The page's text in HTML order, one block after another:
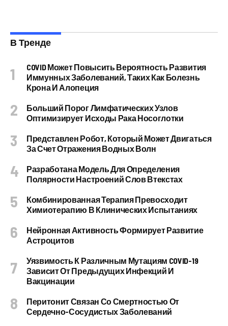
В Тренде
COVID Может Повысить Вероятность Развития
Иммунных Заболеваний, Таких Как Болезнь
Крона И Алопеция
Больший Порог Лимфатических Узлов
Оптимизирует Исходы Рака Носоглотки
Представлен Робот, Который Может Двигаться
За Счет Отражения Водных Волн
Разработана Модель Для Определения
Полярности Настроений Слов Втекстах
Комбинированная Терапия Превосходит
Химиотерапию В Клинических Испытаниях
Нейронная Активность Формирует Развитие
Астроцитов
Уязвимость К Различным Мутациям COVID-19
Зависит От Предыдущих Инфекций И
Вакцинации
Перитонит Связан Со Смертностью От
Сердечно-Сосудистых Заболеваний